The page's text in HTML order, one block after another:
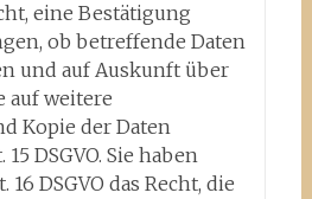
eine Bestätigung
ob betreffende Daten
und auf Auskunft über
auf weitere
Kopie der Daten
DSGVO. Sie haben
DSGVO das Recht, die